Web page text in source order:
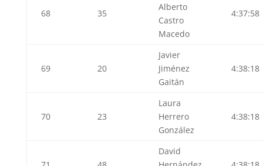
68 35
Alberto
Castro
Macedo
4:37:58
69 20
Javier
Jiménez
Gaitán
4:38:18
70 23
Laura
Herrero
González
4:38:18
David